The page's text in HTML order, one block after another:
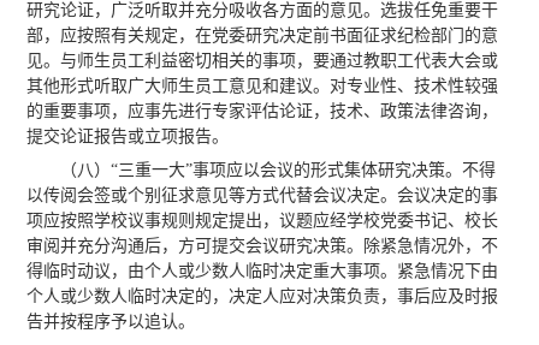
研究论证，广泛听取并充分吸收各方面的意见。选拔任免重要干
部，应按照有关规定，在党委研究决定前书面征求纪检部门的意
见。与师生员工利益密切相关的事项，要通过教职工代表大会或
其他形式听取广大师生员工意见和建议。对专业性、技术性较强
的重要事项，应事先进行专家评估论证，技术、政策法律咨询，
提交论证报告或立项报告。
（八）“三重一大”事项应以会议的形式集体研究决策。不得
以传阅会签或个别征求意见等方式代替会议决定。会议决定的事
项应按照学校议事规则规定提出，议题应经学校党委书记、校长
审阅并充分沟通后，方可提交会议研究决策。除紧急情况外，不
得临时动议，由个人或少数人临时决定重大事项。紧急情况下由
个人或少数人临时决定的，决定人应对决策负责，事后应及时报
告并按程序予以追认。